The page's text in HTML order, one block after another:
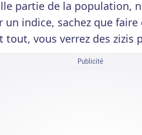
partie de la population,
un indice, sachez que
vous verrez des zizis
Publicité